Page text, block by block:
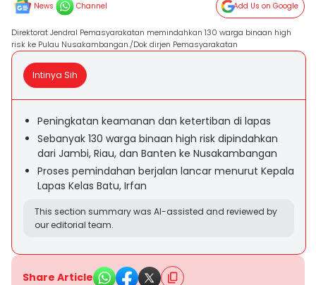
News Channel Add Us on Google
Direktorat Jendral Pemasyarakatan memindahkan 130 warga binaan high
risk ke Pulau Nusakambangan./Dok dirjen Pemasyarakatan
Intinya Sih
Peningkatan keamanan dan ketertiban di lapas
Sebanyak 130 warga binaan high risk dipindahkan
dari Jambi, Riau, dan Banten ke Nusakambangan
Proses pemindahan berjalan lancar menurut Kepala
Lapas Kelas Batu, Irfan
This section summary was AI-assisted and reviewed by
our editorial team.
Share Article